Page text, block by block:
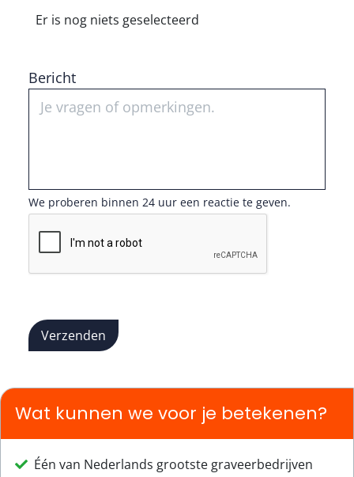
Er is nog niets geselecteerd
Bericht
We proberen binnen 24 uur een reactie te geven.
Verzenden
Wat kunnen we voor je betekenen?
Één van Nederlands grootste graveerbedrijven